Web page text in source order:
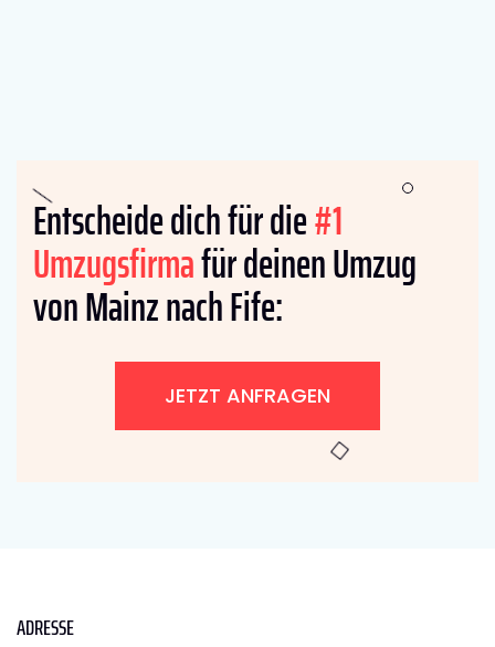
Entscheide dich für die#1
Umzugsfirmafür deinen Umzug
von Mainz nach Fife:
JETZT ANFRAGEN
ADRESSE